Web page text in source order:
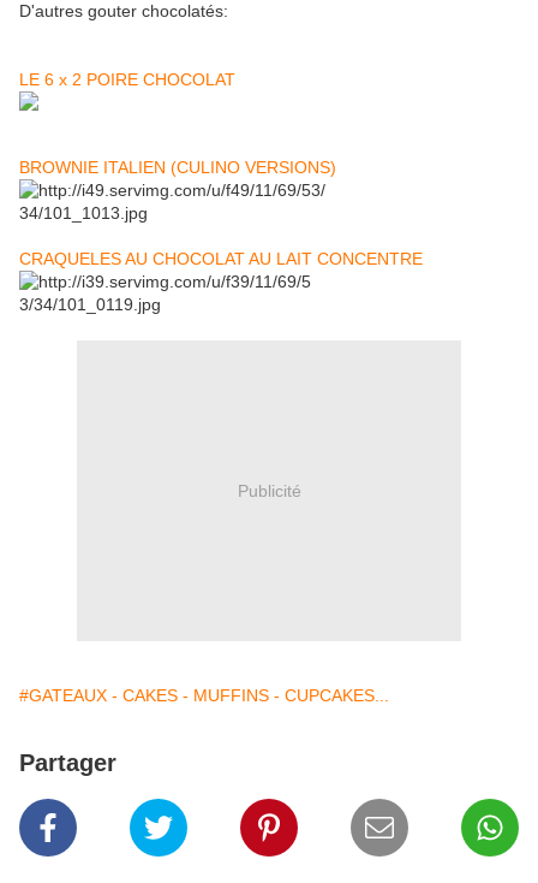
D'autres gouter chocolatés:
LE 6 x 2 POIRE CHOCOLAT
BROWNIE ITALIEN (CULINO VERSIONS)
CRAQUELES AU CHOCOLAT AU LAIT CONCENTRE
Publicité
#GATEAUX - CAKES - MUFFINS - CUPCAKES...
Partager